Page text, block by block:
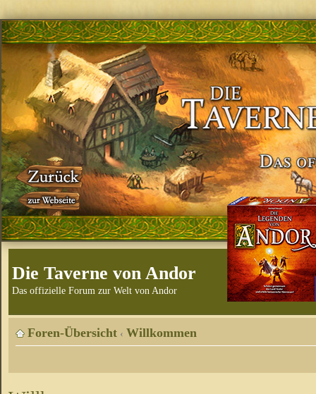
Die Taverne von Andor
Das offizielle Forum zur Welt von Andor
Foren-Übersicht ‹ Willkommen